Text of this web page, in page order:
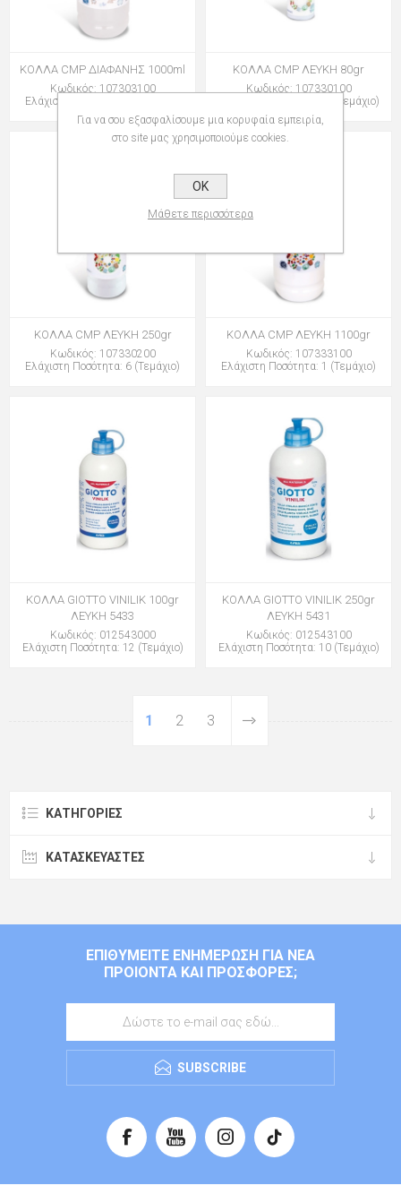
ΚΟΛΛΑ CMP ΔΙΑΦΑΝΗΣ 1000ml
Κωδικός: 107303100
Ελάχιστη Ποσότητα: 1 (Τεμάχιο)
ΚΟΛΛΑ CMP ΛΕΥΚΗ 80gr
Κωδικός: 107330100
Ελάχιστη Ποσότητα: 12 (Τεμάχιο)
ΚΟΛΛΑ CMP ΛΕΥΚΗ 250gr
Κωδικός: 107330200
Ελάχιστη Ποσότητα: 6 (Τεμάχιο)
ΚΟΛΛΑ CMP ΛΕΥΚΗ 1100gr
Κωδικός: 107333100
Ελάχιστη Ποσότητα: 1 (Τεμάχιο)
ΚΟΛΛΑ GIOTTO VINILIK 100gr
ΛΕΥΚΗ 5433
Κωδικός: 012543000
Ελάχιστη Ποσότητα: 12 (Τεμάχιο)
ΚΟΛΛΑ GIOTTO VINILIK 250gr
ΛΕΥΚΗ 5431
Κωδικός: 012543100
Ελάχιστη Ποσότητα: 10 (Τεμάχιο)
1 2 3
ΚΑΤΗΓΟΡΊΕΣ
ΚΑΤΑΣΚΕΥΑΣΤΈΣ
ΕΠΙΘΥΜΕΊΤΕ ΕΝΗΜΈΡΩΣΗ ΓΙΑ ΝΈΑ
ΠΡΟΙΌΝΤΑ ΚΑΙ ΠΡΟΣΦΟΡΈΣ;
SUBSCRIBE
Για να σου εξασφαλίσουμε μια κορυφαία εμπειρία,
στο site μας χρησιμοποιούμε cookies.
OK
Μάθετε περισσότερα